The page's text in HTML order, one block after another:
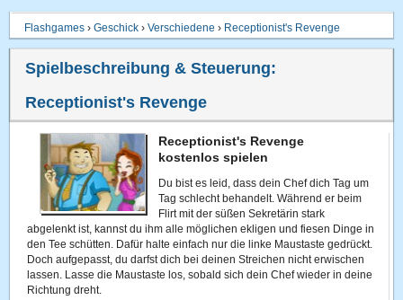
Flashgames ›Geschick ›Verschiedene › Receptionist's Revenge
Spielbeschreibung & Steuerung:
Receptionist's Revenge
Receptionist's Revenge
kostenlos spielen
Du bist es leid, dass dein Chef dich Tag um
Tag schlecht behandelt. Während er beim
Flirt mit der süßen Sekretärin stark
abgelenkt ist, kannst du ihm alle möglichen ekligen und fiesen Dinge in
den Tee schütten. Dafür halte einfach nur die linke Maustaste gedrückt.
Doch aufgepasst, du darfst dich bei deinen Streichen nicht erwischen
lassen. Lasse die Maustaste los, sobald sich dein Chef wieder in deine
Richtung dreht.